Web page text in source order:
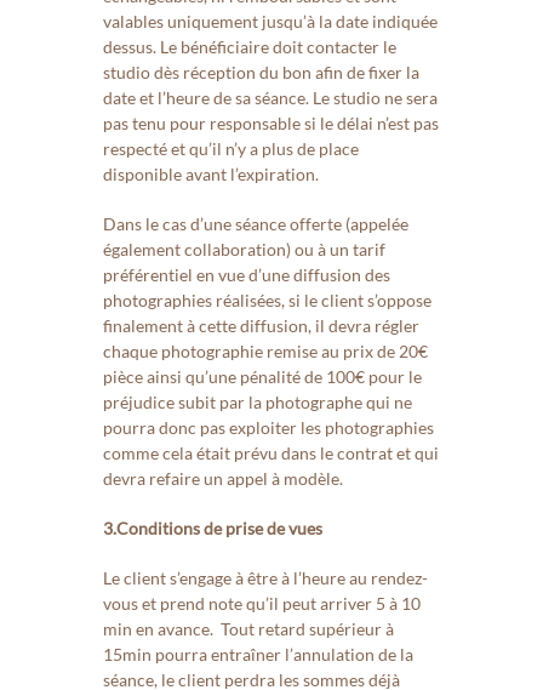
valables uniquement jusqu’à la date indiquée
dessus. Le bénéficiaire doit contacter le
studio dès réception du bon afin de fixer la
date et l’heure desa séance. Le studio ne sera
pas tenu pour responsable si le délai n’est pas
respecté et qu’il n’y a plus de place
disponible avant l’expiration.
Dans le cas d’une séance offerte (appelée
également collaboration) ou à un tarif
préférentiel en vue d’une diffusion des
photographies réalisées, si le client s’oppose
finalement à cette diffusion, il devra régler
chaque photographie remise au prix de 20€
pièce ainsi qu’une pénalité de 100€ pour le
préjudice subit par la photographe qui ne
pourra donc pas exploiter les photographies
comme cela était prévu dans le contrat et qui
devra refaire un appel à modèle.
3.Conditions de prise de vues
Le client s’engage à être à l’heure au rendez-
vous et prend note qu’il peut arriver 5 à 10
min en avance. Tout retard supérieur à
15min pourra entraîner l’annulation de la
séance, le client perdra les sommes déjà